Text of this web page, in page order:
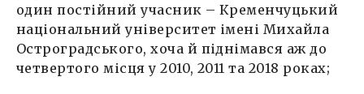
один постійний учасник – Кременчуцький
національний університет імені Михайла
Остроградського, хоча й піднімався аж до
четвертого місця у 2010, 2011 та 2018 роках;